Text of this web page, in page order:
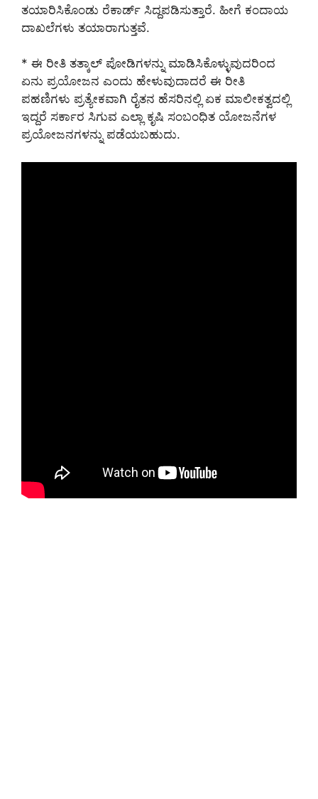
ತಯಾರಿಸಿಕೊಂಡು ರೆಕಾರ್ಡ್ ಸಿದ್ದಪಡಿಸುತ್ತಾರೆ. ಹೀಗೆ ಕಂದಾಯ
ದಾಖಲೆಗಳು ತಯಾರಾಗುತ್ತವೆ.
* ಈ ರೀತಿ ತತ್ಕಾಲ್ ಪೋಡಿಗಳನ್ನು ಮಾಡಿಸಿಕೊಳ್ಳುವುದರಿಂದ
ಏನು ಪ್ರಯೋಜನ ಎಂದು ಹೇಳುವುದಾದರೆ ಈ ರೀತಿ
ಪಹಣಿಗಳು ಪ್ರತ್ಯೇಕವಾಗಿ ರೈತನ ಹೆಸರಿನಲ್ಲಿ ಏಕ ಮಾಲೀಕತ್ವದಲ್ಲಿ
ಇದ್ದರೆ ಸರ್ಕಾರ ಸಿಗುವ ಎಲ್ಲಾ ಕೃಷಿ ಸಂಬಂಧಿತ ಯೋಜನೆಗಳ
ಪ್ರಯೋಜನಗಳನ್ನು ಪಡೆಯಬಹುದು.